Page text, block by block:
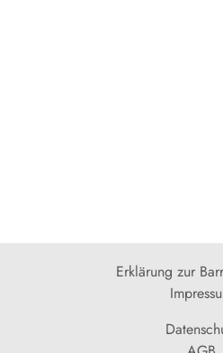
Erklärung zur